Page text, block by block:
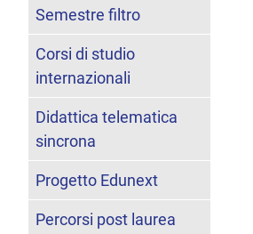
Semestre filtro
Corsi di studio
internazionali
Didattica telematica
sincrona
Progetto Edunext
Percorsi post laurea